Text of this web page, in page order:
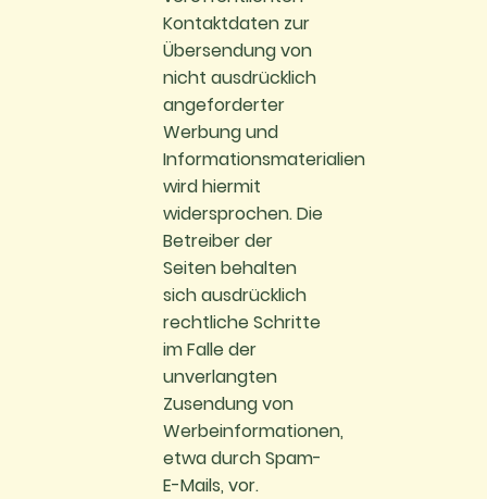
Kontaktdaten zur
Übersendung von
nicht ausdrücklich
angeforderter
Werbung und
Informationsmaterialien
wird hiermit
widersprochen. Die
Betreiber der
Seiten behalten
sich ausdrücklich
rechtliche Schritte
im Falle der
unverlangten
Zusendung von
Werbeinformationen,
etwa durch Spam-
E-Mails, vor.